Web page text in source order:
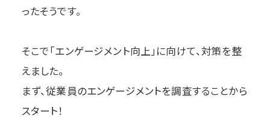
ったそうです。
そこで「エンゲージメント向上」に向けて、対策を整
えました。
まず、従業員のエンゲージメントを調査することから
スタート！